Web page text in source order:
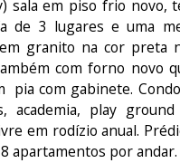
sala em piso frio novo,
de 3 lugares e uma
granito na cor preta
com forno novo
pia com gabinete.
academia, play
em rodízio anual.
apartamentos por andar.